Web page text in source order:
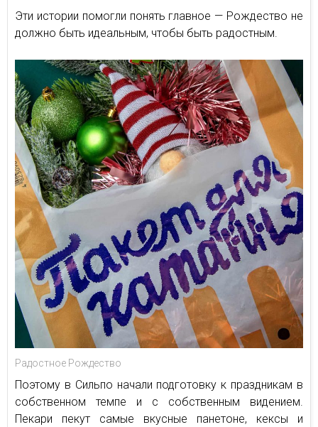
Эти истории помогли понять главное — Рождество не
должно быть идеальным, чтобы быть радостным.
Радостное Рождество
Поэтому в Сильпо начали подготовку к праздникам в
собственном темпе и с собственным видением.
Пекари пекут самые вкусные панетоне, кексы и